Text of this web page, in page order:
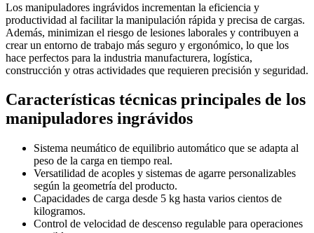
Los manipuladores ingrávidos incrementan la eficiencia y
productividad al facilitar la manipulación rápida y precisa de cargas.
Además, minimizan el riesgo de lesiones laborales y contribuyen a
crear un entorno de trabajo más seguro y ergonómico, lo que los
hace perfectos para la industria manufacturera, logística,
construcción y otras actividades que requieren precisión y seguridad.
Características técnicas principales de los
manipuladores ingrávidos
Sistema neumático de equilibrio automático que se adapta al
peso de la carga en tiempo real.
Versatilidad de acoples y sistemas de agarre personalizables
según la geometría del producto.
Capacidades de carga desde 5 kg hasta varios cientos de
kilogramos.
Control de velocidad de descenso regulable para operaciones